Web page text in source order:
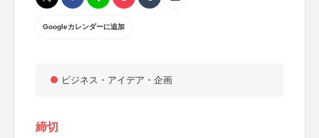
Googleカレンダーに追加
ビジネス・アイデア・企画
締切